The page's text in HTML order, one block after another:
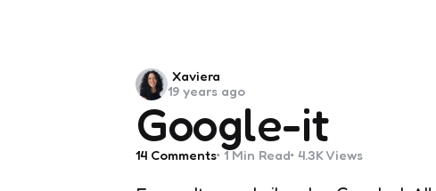
Google-it
Posted
by
Xaviera
19 years ago
14 Comments 1 Min Read 4.3K Views